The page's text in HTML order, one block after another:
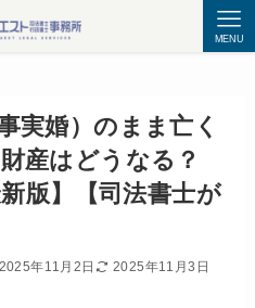
MENU
実婚）のまま亡く
産はどうなる？
新版】【司法書士が
2025年11月2日 2025年11月3日